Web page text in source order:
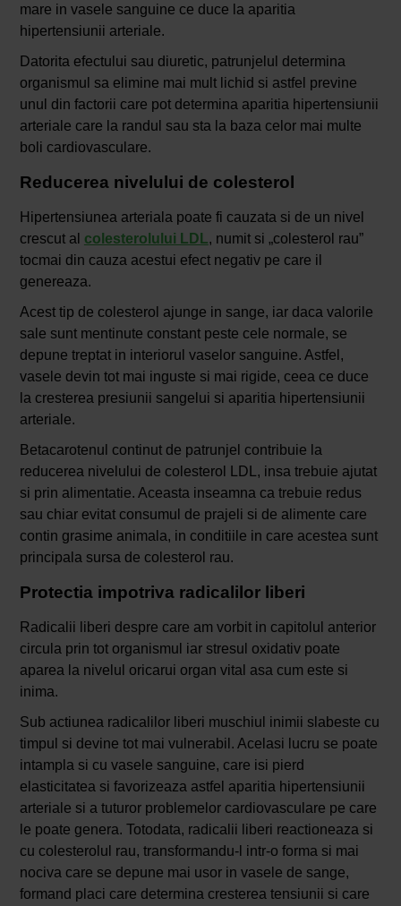
mare in vasele sanguine ce duce la aparitia
hipertensiunii arteriale.
Datorita efectului sau diuretic, patrunjelul determina
organismul sa elimine mai mult lichid si astfel previne
unul din factorii care pot determina aparitia hipertensiunii
arteriale care la randul sau sta la baza celor mai multe
boli cardiovasculare.
Reducerea nivelului de colesterol
Hipertensiunea arteriala poate fi cauzata si de un nivel
crescut al colesterolului LDL, numit si „colesterol rau”
tocmai din cauza acestui efect negativ pe care il
genereaza.
Acest tip de colesterol ajunge in sange, iar daca valorile
sale sunt mentinute constant peste cele normale, se
depune treptat in interiorul vaselor sanguine. Astfel,
vasele devin tot mai inguste si mai rigide, ceea ce duce
la cresterea presiunii sangelui si aparitia hipertensiunii
arteriale.
Betacarotenul continut de patrunjel contribuie la
reducerea nivelului de colesterol LDL, insa trebuie ajutat
si prin alimentatie. Aceasta inseamna ca trebuie redus
sau chiar evitat consumul de prajeli si de alimente care
contin grasime animala, in conditiile in care acestea sunt
principala sursa de colesterol rau.
Protectia impotriva radicalilor liberi
Radicalii liberi despre care am vorbit in capitolul anterior
circula prin tot organismul iar stresul oxidativ poate
aparea la nivelul oricarui organ vital asa cum este si
inima.
Sub actiunea radicalilor liberi muschiul inimii slabeste cu
timpul si devine tot mai vulnerabil. Acelasi lucru se poate
intampla si cu vasele sanguine, care isi pierd
elasticitatea si favorizeaza astfel aparitia hipertensiunii
arteriale si a tuturor problemelor cardiovasculare pe care
le poate genera. Totodata, radicalii liberi reactioneaza si
cu colesterolul rau, transformandu-l intr-o forma si mai
nociva care se depune mai usor in vasele de sange,
formand placi care determina cresterea tensiunii si care